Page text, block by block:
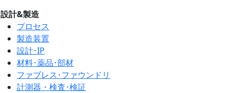
設計&製造
プロセス
製造装置
設計･IP
材料･薬品･部材
ファブレス･ファウンドリ
計測器・検査･検証